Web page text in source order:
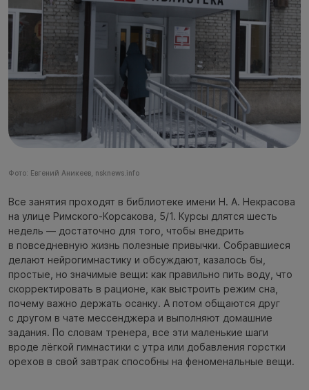
Фото: Евгений Аникеев, nsknews.info
Все занятия проходят в библиотеке имени Н. А. Некрасова
на улице Римского-Корсакова, 5/1. Курсы длятся шесть
недель — достаточно для того, чтобы внедрить
в повседневную жизнь полезные привычки. Собравшиеся
делают нейрогимнастику и обсуждают, казалось бы,
простые, но значимые вещи: как правильно пить воду, что
скорректировать в рационе, как выстроить режим сна,
почему важно держать осанку. А потом общаются друг
с другом в чате мессенджера и выполняют домашние
задания. По словам тренера, все эти маленькие шаги
вроде лёгкой гимнастики с утра или добавления горстки
орехов в свой завтрак способны на феноменальные вещи.